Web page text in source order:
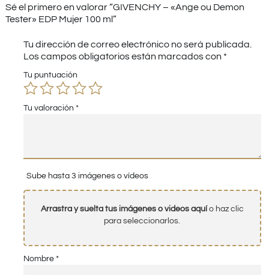
Sé el primero en valorar “GIVENCHY – «Ange ou Demon
Tester» EDP Mujer 100 ml”
Tu dirección de correo electrónico no será publicada.
Los campos obligatorios están marcados con *
Tu puntuación
Tu valoración *
Sube hasta 3 imágenes o vídeos
Arrastra y suelta tus imágenes o videos aquío haz clic
para seleccionarlos.
Nombre *